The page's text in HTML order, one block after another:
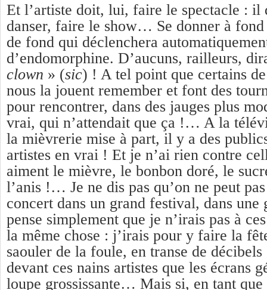
Et l’artiste doit, lui, faire le spectacle : il
danser, faire le show… Se donner à
de fond qui déclenchera
d’endomorphine. D’aucuns, railleurs,
clown » (sic) ! A tel point que certains
nous la jouent remember et font des
pour rencontrer, dans des jauges plus
vrai, qui n’attendait que ça !… A la
la mièvrerie mise à part, il y a des
artistes en vrai ! Et je n’ai rien contre
aiment le mièvre, le bonbon doré, le
l’anis !… Je ne dis pas qu’on ne peut
concert dans un grand festival, dans une
pense simplement que je n’irais pas à
la même chose : j’irais pour y faire la
saouler de la foule, en transe de
devant ces nains artistes que les écrans
loupe grossissante… Mais si, en tant que